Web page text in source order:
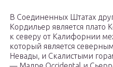
В Соединенных Штатах
Кордильер является плато
к северу от Калифорнии
который является
Невады, и Скалистыми